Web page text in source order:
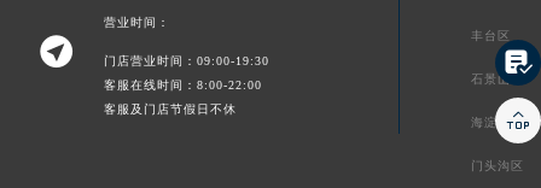

营业时间：
门店营业时间：09:00-19:30
客服在线时间：8:00-22:00
客服及门店节假日不休
丰台区
石景山区
海淀区
门头沟区

